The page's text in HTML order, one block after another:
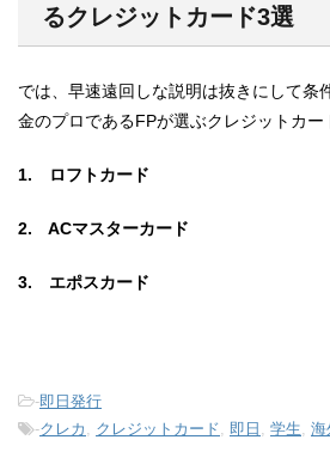
るクレジットカード3選
では、早速遠回しな説明は抜きにして条
金のプロであるFPが選ぶクレジットカー
1. ロフトカード
2. ACマスターカード
3. エポスカード
-即日発行
-クレカ , クレジットカード, 即日 , 学生, 海